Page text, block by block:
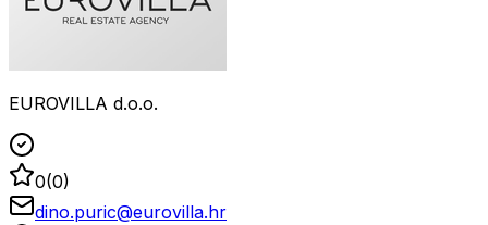
EUROVILLA d.o.o.
0(0)
dino.puric@eurovilla.hr